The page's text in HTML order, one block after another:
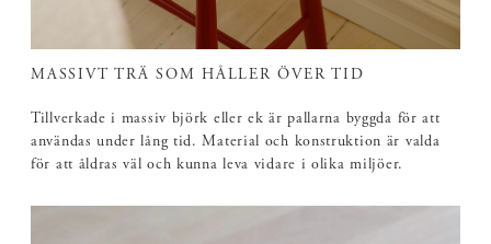
MASSIVT TRÄ SOM HÅLLER ÖVER TID
Tillverkade i massiv björk eller ek är pallarna byggda för att
användas under lång tid. Material och konstruktion är valda
för att åldras väl och kunna leva vidare i olika miljöer.